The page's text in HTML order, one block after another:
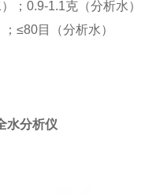
；0.9-1.1克（分析水）
≤80目（分析水）
水分析仪